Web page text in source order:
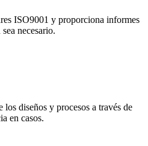
ISO9001 y proporciona informes
necesario.
diseños y procesos a través de
en casos.